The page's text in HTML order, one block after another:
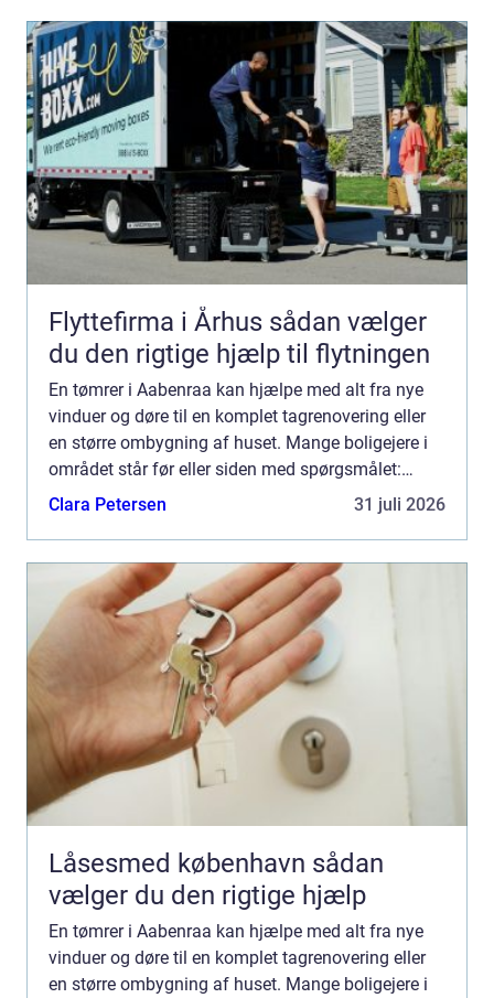
Flyttefirma i Århus sådan vælger
du den rigtige hjælp til flytningen
En tømrer i Aabenraa kan hjælpe med alt fra nye
vinduer og døre til en komplet tagrenovering eller
en større ombygning af huset. Mange boligejere i
området står før eller siden med spørgsmålet:
Hvem skal vi vælge, og hvad skal vi være
Clara Petersen 31 juli 2026
Låsesmed københavn sådan
vælger du den rigtige hjælp
En tømrer i Aabenraa kan hjælpe med alt fra nye
vinduer og døre til en komplet tagrenovering eller
en større ombygning af huset. Mange boligejere i